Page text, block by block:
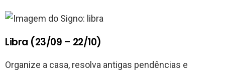
Libra (23/09 – 22/10)
Organize a casa, resolva antigas pendências e